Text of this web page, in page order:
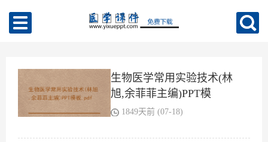
生物医学常用实验技术(林
旭,余菲菲主编)PPT模
板.pdf
1849天前 (07-18)